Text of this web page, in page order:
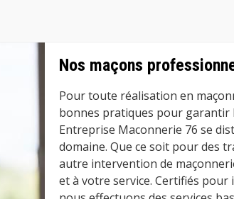
Nos maçons
Pour toute réalisation en
bonnes pratiques pour garantir
Entreprise Maconnerie 76 se
domaine. Que ce soit pour des
autre intervention de
et à votre service. Certifiés